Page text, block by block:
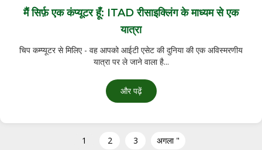
मैं सिर्फ़ एक कंप्यूटर हूँ: ITAD रीसाइक्लिंग के माध्यम से एक
यात्रा
चिप कम्प्यूटर से मिलिए - वह आपको आईटी एसेट की दुनिया की एक अविस्मरणीय
यात्रा पर ले जाने वाला है...
मैं सिर्फ एक कंप्यूटर हूँ: ITAD रीसाइक्लिंग के
और पढ़ें
1 2 3 अगला "